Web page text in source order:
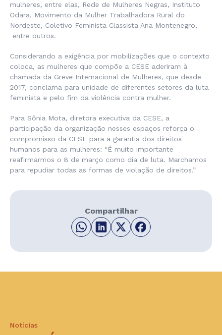
mulheres, entre elas, Rede de Mulheres Negras, Instituto
Odara, Movimento da Mulher Trabalhadora Rural do
Nordeste, Coletivo Feminista Classista Ana Montenegro,
entre outros.
Considerando a exigência por mobilizações que o contexto
coloca, as mulheres que compõe a CESE aderiram à
chamada da Greve Internacional de Mulheres, que desde
2017, conclama para unidade de diferentes setores da luta
feminista e pelo fim da violência contra mulher.
Para Sônia Mota, diretora executiva da CESE, a
participação da organização nesses espaços reforça o
compromisso da CESE para a garantia dos direitos
humanos para as mulheres: “É muito importante
reafirmarmos o 8 de março como dia de luta. Marchamos
para repudiar todas as formas de violação de direitos.”
Compartilhar
Notícias